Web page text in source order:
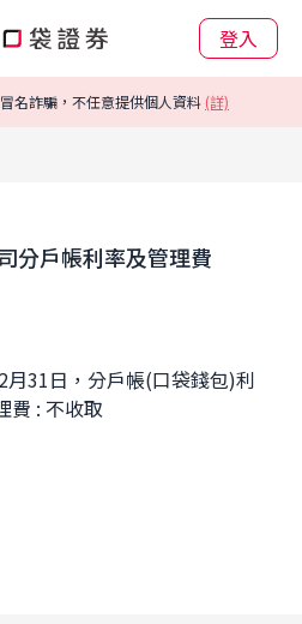
登入
名詐騙，不任意提供個人資料 (詳)
分戶帳利率及管理費
31日，分戶帳(口袋錢包)利
費 : 不收取